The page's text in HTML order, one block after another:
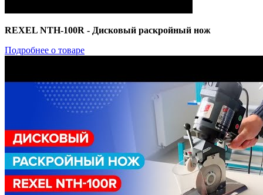
REXEL NTH-100R - Дисковый раскройный нож
Подробнее о товаре